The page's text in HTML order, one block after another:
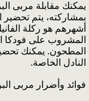
يمكنك مقابلة مربى
بمشاركته، يتم
أشهرهم هو ركلة
المشروب على فودكا
المطحون. يمكنك
النادل الخاصة.
فوائد وأضرار مربى